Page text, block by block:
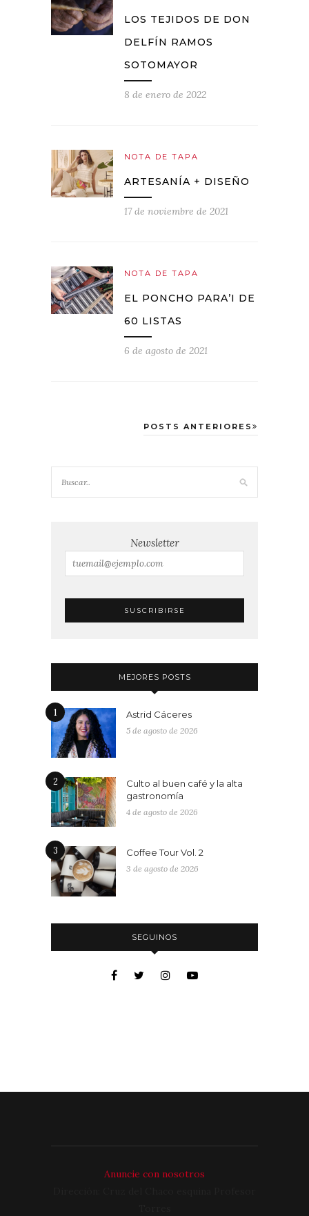
LOS TEJIDOS DE DON
DELFÍN RAMOS
SOTOMAYOR
8 de enero de 2022
NOTA DE TAPA
ARTESANÍA + DISEÑO
17 de noviembre de 2021
NOTA DE TAPA
EL PONCHO PARA’I DE
60 LISTAS
6 de agosto de 2021
POSTS ANTERIORES
Newsletter
MEJORES POSTS
1 Astrid Cáceres
5 de agosto de 2026
2
Culto al buen café y la alta
gastronomía
4 de agosto de 2026
3 Coffee Tour Vol. 2
3 de agosto de 2026
SEGUINOS
Anuncie con nosotros